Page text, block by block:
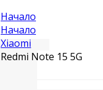
Начало
Начало
Xiaomi
Redmi Note 15 5G